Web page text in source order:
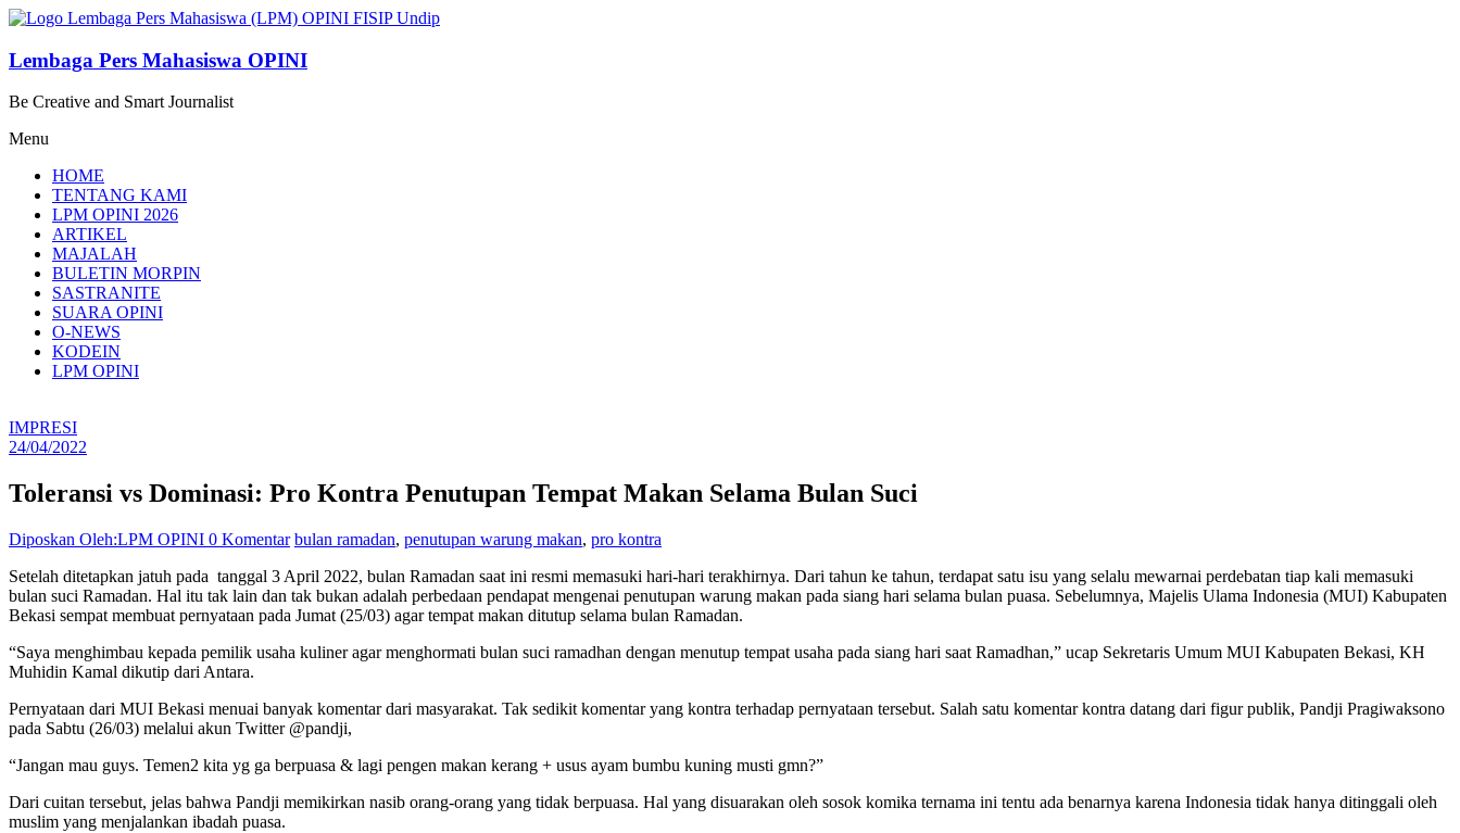
Lompat
konten
Lembaga Pers Mahasiswa OPINI
Be Creative and Smart Journalist
Menu
HOME
TENTANG KAMI
LPM OPINI 2026
ARTIKEL
MAJALAH
BULETIN MORPIN
SASTRANITE
SUARA OPINI
O-NEWS
KODEIN
LPM OPINI
IMPRESI
24/04/2022
Toleransi vs Dominasi: Pro Kontra Penutupan Tempat Makan Selama Bulan Suci
Diposkan Oleh:LPM OPINI 0 Komentar bulan ramadan, penutupan warung makan, pro kontra
Setelah ditetapkan jatuh pada tanggal 3 April 2022, bulan Ramadan saat ini resmi memasuki hari-hari terakhirnya. Dari tahun ke tahun, terdapat satu isu yang selalu mewarnai perdebatan tiap kali memasuki
bulan suci Ramadan. Hal itu tak lain dan tak bukan adalah perbedaan pendapat mengenai penutupan warung makan pada siang hari selama bulan puasa. Sebelumnya, Majelis Ulama Indonesia (MUI) Kabupaten
Bekasi sempat membuat pernyataan pada Jumat (25/03) agar tempat makan ditutup selama bulan Ramadan.
“Saya menghimbau kepada pemilik usaha kuliner agar menghormati bulan suci ramadhan dengan menutup tempat usaha pada siang hari saat Ramadhan,” ucap Sekretaris Umum MUI Kabupaten Bekasi, KH
Muhidin Kamal dikutip dari Antara.
Pernyataan dari MUI Bekasi menuai banyak komentar dari masyarakat. Tak sedikit komentar yang kontra terhadap pernyataan tersebut. Salah satu komentar kontra datang dari figur publik, Pandji Pragiwaksono
pada Sabtu (26/03) melalui akun Twitter @pandji,
“Jangan mau guys. Temen2 kita yg ga berpuasa & lagi pengen makan kerang + usus ayam bumbu kuning musti gmn?”
Dari cuitan tersebut, jelas bahwa Pandji memikirkan nasib orang-orang yang tidak berpuasa. Hal yang disuarakan oleh sosok komika ternama ini tentu ada benarnya karena Indonesia tidak hanya ditinggali oleh
muslim yang menjalankan ibadah puasa.